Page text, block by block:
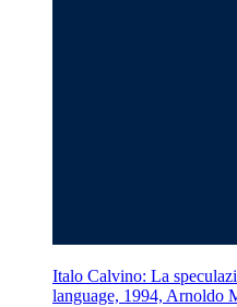
Italo Calvino: La
language, 1994, Arnoldo